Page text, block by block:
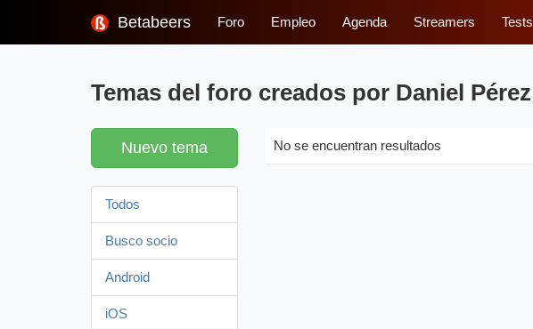
Betabeers Foro Empleo Agenda Streamers Tests
Temas del foro creados por Daniel Pérez
Nuevo tema
Todos
Busco socio
Android
iOS
No se encuentran resultados